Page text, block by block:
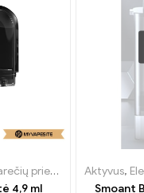
priedai
Garintuvas
4,9 ml
Aktyvus,
Smoant